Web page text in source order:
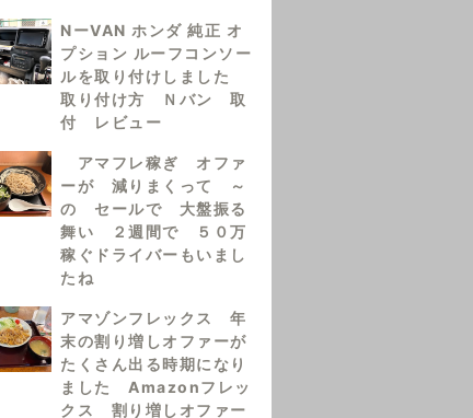
NーVAN ホンダ 純正 オ
プション ルーフコンソー
ルを取り付けしました
取り付け方 Ｎバン 取
付 レビュー
アマフレ稼ぎ オファ
ーが 減りまくって ～
の セールで 大盤振る
舞い ２週間で ５０万
稼ぐドライバーもいまし
たね
アマゾンフレックス 年
末の割り増しオファーが
たくさん出る時期になり
ました Amazonフレッ
クス 割り増しオファー